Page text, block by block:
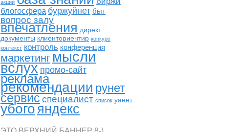
акции
блогосфера буржуйнет быт
вопрос залу
впечатления директ
документы клиенториентир конкурс
контекст контроль конференция
маркетинг мысли
вслух промо-сайт
реклама
рекомендации рунет
сервисспециалист список уанет
убогояндекс